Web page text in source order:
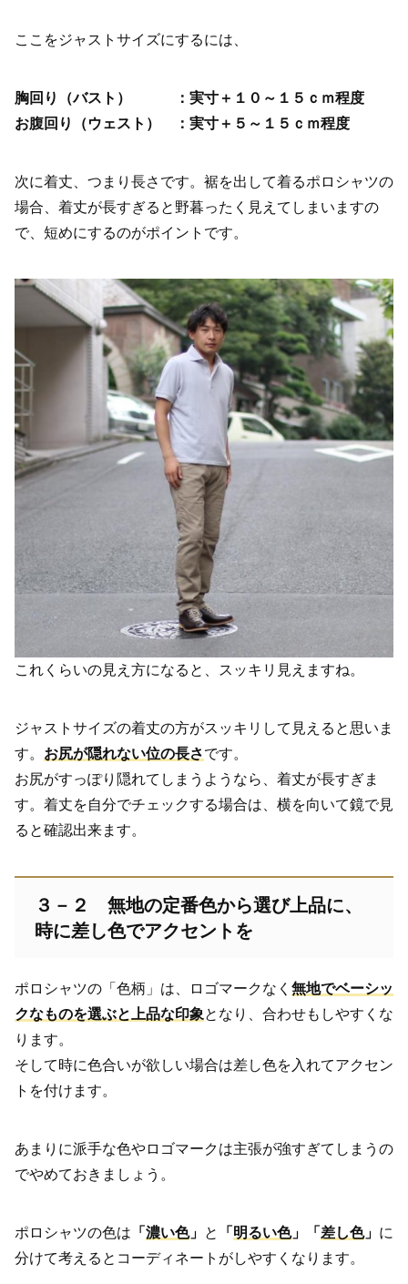
ここをジャストサイズにするには、
胸回り（バスト） ：実寸＋１０～１５ｃｍ程度
お腹回り（ウェスト） ：実寸＋５～１５ｃｍ程度
次に着丈、つまり長さです。裾を出して着るポロシャツの
場合、着丈が長すぎると野暮ったく見えてしまいますの
で、短めにするのがポイントです。
これくらいの見え方になると、スッキリ見えますね。
ジャストサイズの着丈の方がスッキリして見えると思いま
す。 お尻が隠れない位の長さです。
お尻がすっぽり隠れてしまうようなら、着丈が長すぎま
す。着丈を自分でチェックする場合は、横を向いて鏡で見
ると確認出来ます。
３－２ 無地の定番色から選び上品に、
時に差し色でアクセントを
ポロシャツの「色柄」は、ロゴマークなく 無地でベーシッ
クなものを選ぶと上品な印象となり、合わせもしやすくな
ります。
そして時に色合いが欲しい場合は差し色を入れてアクセン
トを付けます。
あまりに派手な色やロゴマークは主張が強すぎてしまうの
でやめておきましょう。
ポロシャツの色は 「 濃い色」 と 「 明るい色」「 差し色」 に
分けて考えるとコーディネートがしやすくなります。